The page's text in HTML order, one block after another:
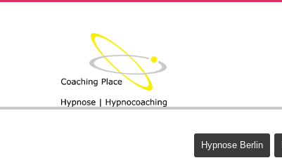
Hypnose Berlin